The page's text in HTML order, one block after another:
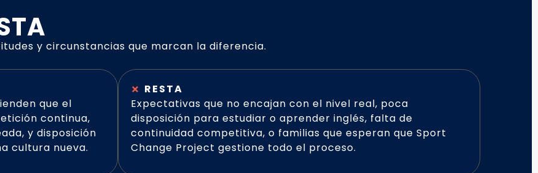
y circunstancias que marcan la diferencia.
que el
continua,
y disposición
cultura nueva.
RESTA
Expectativas que no encajan con el nivel real, poca
disposición para estudiar o aprender inglés, falta de
continuidad competitiva, o familias que esperan que Sport
Change Project gestione todo el proceso.